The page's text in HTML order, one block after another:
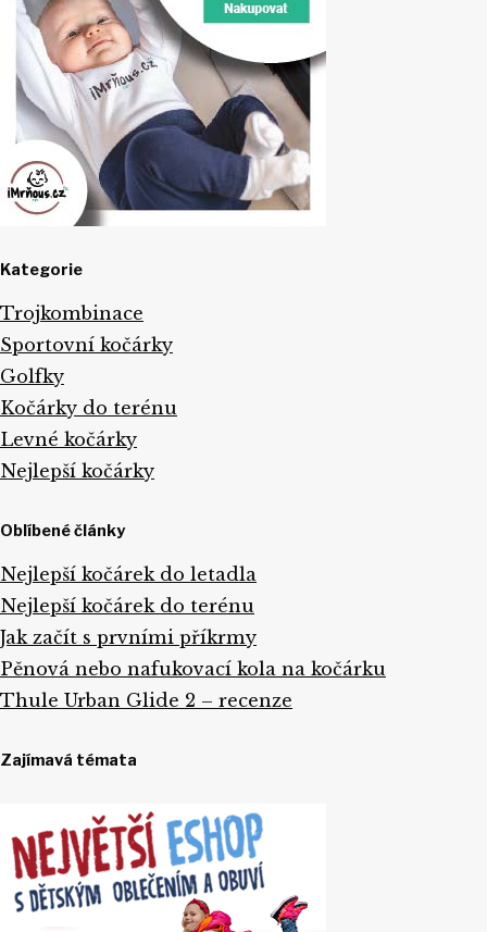
Kategorie
Trojkombinace
Sportovní kočárky
Golfky
Kočárky do terénu
Levné kočárky
Nejlepší kočárky
Oblíbené články
Nejlepší kočárek do letadla
Nejlepší kočárek do terénu
Jak začít s prvními příkrmy
Pěnová nebo nafukovací kola na kočárku
Thule Urban Glide 2 – recenze
Zajímavá témata